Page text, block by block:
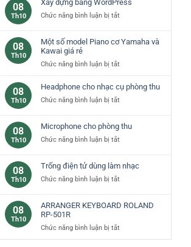
piano
cơ
–
chọn
tưởng
08
Th10
Xây dựng bằng WordPress
Chức năng bình luận bị tắtở
bằng
08
Th10
Một số model Piano cơ Yamaha và
Kawai giá rẻ
Chức năng bình luận bị tắtở
số
Piano
Yamaha
rẻ
08
Th10
Headphone cho nhạc cụ phòng thu
Chức năng bình luận bị tắtở
nhạc
cụ
thu
08
Th10
Microphone cho phòng thu
Chức năng bình luận bị tắtở
phòng
thu
08
Th10
Trống điện tử dùng làm nhạc
Chức năng bình luận bị tắtở
tử
làm
nhạc
08
Th10
ARRANGER KEYBOARD ROLAND
RP-501R
Chức năng bình luận bị tắtở
ARRANGER